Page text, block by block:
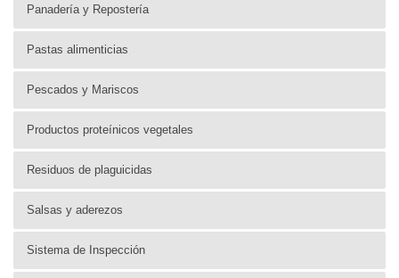
Panadería y Repostería
Pastas alimenticias
Pescados y Mariscos
Productos proteínicos vegetales
Residuos de plaguicidas
Salsas y aderezos
Sistema de Inspección